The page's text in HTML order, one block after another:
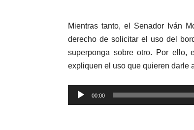
Mientras tanto, el Senador Iván
derecho de solicitar el uso del
superponga sobre otro. Por ello,
expliquen el uso que quieren darle
Reproductor
de
00:00